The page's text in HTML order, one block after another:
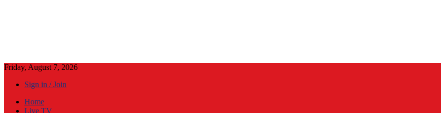
Friday, August 7, 2026
Sign in / Join
Home
Live TV